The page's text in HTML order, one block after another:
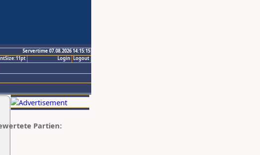
Servertime 07.08.2026 14:15:15
Logout
Login
Partien: